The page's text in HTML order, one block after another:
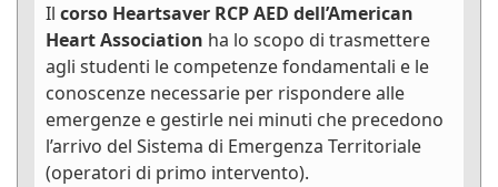
Il corso Heartsaver RCP AED dell’American
Heart Association ha lo scopo di trasmettere
agli studenti le competenze fondamentali e le
conoscenze necessarie per rispondere alle
emergenze e gestirle nei minuti che precedono
l’arrivo del Sistema di Emergenza Territoriale
(operatori di primo intervento).